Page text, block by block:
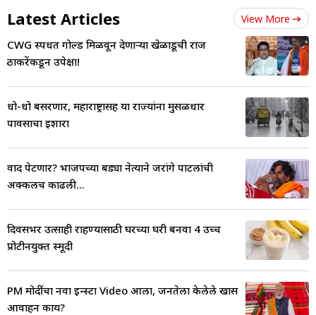
Latest Articles View More
CWG स्पर्धेत गोल्ड मिळवून देणाऱ्या खेळाडूची राज
ठाकरेंकडून उपेक्षा!
धो-धो बसरणार, महाराष्ट्रासह या राज्यांना मुसळधार
पावसाचा इशारा
वाद पेटणार? भाजपच्या बड्या नेत्याने जरांगे पाटलांची
अक्कलच काढली...
दिवसभर उत्साही राहण्यासाठी घरच्या घरी बनवा 4 उच्च
प्रोटीनयुक्त स्मूदी
PM मोदींचा नवा इन्स्टा Video आला, जनतेला केलेले खास
आवाहन काय?